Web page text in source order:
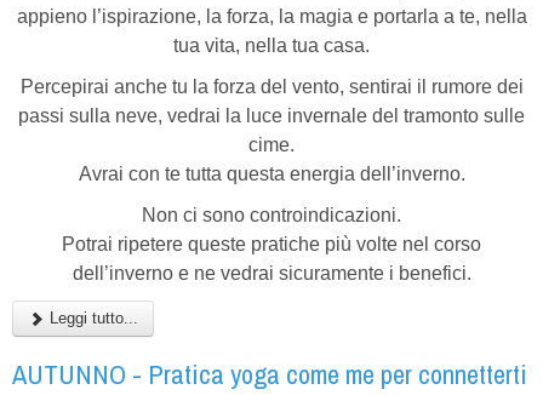
appieno l’ispirazione, la forza, la magia e portarla a te, nella
tua vita, nella tua casa.
Percepirai anche tu la forza del vento, sentirai il rumore dei
passi sulla neve, vedrai la luce invernale del tramonto sulle
cime.
Avrai con te tutta questa energia dell’inverno.
Non ci sono controindicazioni.
Potrai ripetere queste pratiche più volte nel corso
dell’inverno e ne vedrai sicuramente i benefici.
Leggi tutto...
AUTUNNO - Pratica yoga come me per connetterti